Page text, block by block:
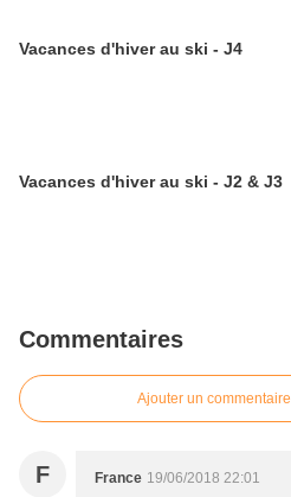
Vacances d'hiver au ski - J4
Vacances d'hiver au ski - J2 & J3
Commentaires
Ajouter un commentaire
F France 19/06/2018 22:01